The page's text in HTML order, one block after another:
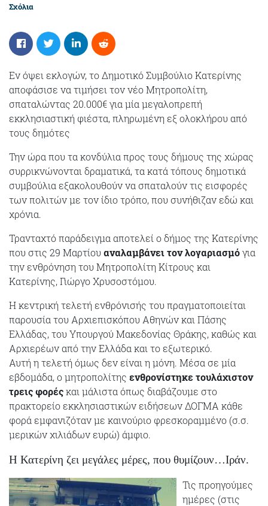
Σχόλια
Εν όψει εκλογών, το Δημοτικό Συμβούλιο Κατερίνης
αποφάσισε να τιμήσει τον νέο Μητροπολίτη,
σπαταλώντας 20.000€ για μία μεγαλοπρεπή
εκκλησιαστική φιέστα, πληρωμένη εξ ολοκλήρου από
τους δημότες
Την ώρα που τα κονδύλια προς τους δήμους της χώρας
συρρικνώνονται δραματικά, τα κατά τόπους δημοτικά
συμβούλια εξακολουθούν να σπαταλούν τις εισφορές
των πολιτών με τον ίδιο τρόπο, που συνήθιζαν εδώ και
χρόνια.
Τρανταχτό παράδειγμα αποτελεί ο δήμος της Κατερίνης
που στις 29 Μαρτίουαναλαμβάνει τον λογαριασμόγια
την ενθρόνηση του Μητροπολίτη Κίτρους και
Κατερίνης, Γιώργο Χρυσοστόμου.
Η κεντρική τελετή ενθρόνισής του πραγματοποιείται
παρουσία του Αρχιεπισκόπου Αθηνών και Πάσης
Ελλάδας, του Υπουργού Μακεδονίας Θράκης, καθώς και
Αρχιερέων από την Ελλάδα και το εξωτερικό.
Αυτή η τελετή όμως δεν είναι η μόνη. Μέσα σε μία
εβδομάδα, ο μητροπολίτης ενθρονίστηκε τουλάχιστον
τρεις φορέςκαι μάλιστα όπως διαβάζουμε στο
πρακτορείο εκκλησιαστικών ειδήσεων ΔΟΓΜΑ κάθε
φορά εμφανιζόταν με καινούριο φρεσκοραμμένο (σ.σ.
μερικών χιλιάδων ευρώ) άμφιο.
Η Κατερίνη ζει μεγάλες μέρες, που θυμίζουν…Ιράν.
Τις προηγούμες
ημέρες (στις